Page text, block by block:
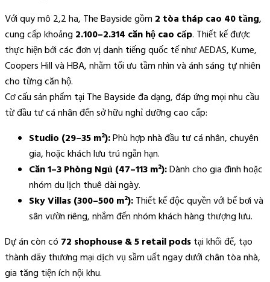
Với quy mô 2,2 ha, The Bayside gồm 2 tòa tháp cao 40 tầng,
cung cấp khoảng 2.100–2.314 căn hộ cao cấp. Thiết kế được
thực hiện bởi các đơn vị danh tiếng quốc tế như AEDAS, Kume,
Coopers Hill và HBA, nhằm tối ưu tầm nhìn và ánh sáng tự nhiên
cho từng căn hộ.
Cơ cấu sản phẩm tại The Bayside đa dạng, đáp ứng mọi nhu cầu
từ đầu tư cá nhân đến sở hữu nghỉ dưỡng cao cấp:
Studio (29–35 m²):Phù hợp nhà đầu tư cá nhân, chuyên
gia, hoặc khách lưu trú ngắn hạn.
Căn 1–3 Phòng Ngủ (47–113 m²):Dành cho gia đình hoặc
nhóm du lịch thuê dài ngày.
Sky Villas (300–500 m²):Thiết kế độc quyền với bể bơi và
sân vườn riêng, nhắm đến nhóm khách hàng thượng lưu.
Dự án còn có 72 shophouse & 5 retail podstại khối đế, tạo
thành dãy thương mại dịch vụ sầm uất ngay dưới chân tòa nhà,
gia tăng tiện ích nội khu.